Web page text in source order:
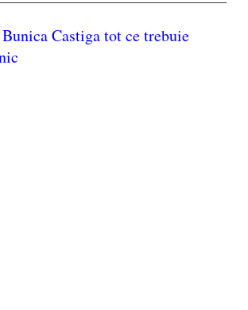
Castiga tot ce trebuie